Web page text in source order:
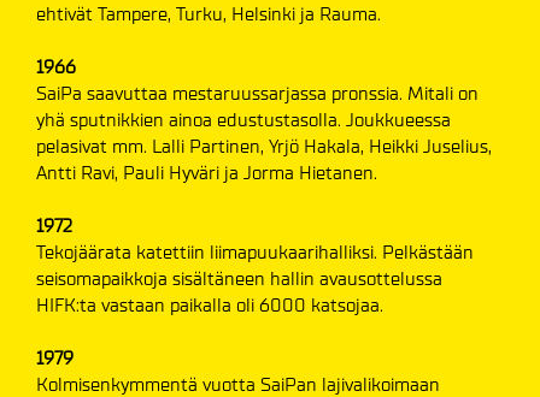
ehtivät Tampere, Turku, Helsinki ja Rauma.
1966
SaiPa saavuttaa mestaruussarjassa pronssia. Mitali on
yhä sputnikkien ainoa edustustasolla. Joukkueessa
pelasivat mm. Lalli Partinen, Yrjö Hakala, Heikki Juselius,
Antti Ravi, Pauli Hyväri ja Jorma Hietanen.
1972
Tekojäärata katettiin liimapuukaarihalliksi. Pelkästään
seisomapaikkoja sisältäneen hallin avausottelussa
HIFK:ta vastaan paikalla oli 6000 katsojaa.
1979
Kolmisenkymmentä vuotta SaiPan lajivalikoimaan